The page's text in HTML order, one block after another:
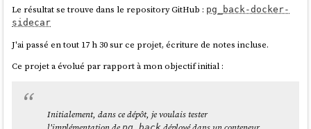
'4da69e469145fe5603e57b9e22889738d066a5e2',
    _score: 1,
    _source: {
        'venus.md': {
'1be731144f49282c43b5e7827bef986a52723a71',
charset=utf-8'
        const { handler } = await
import('./handler.js');
    }
Le fichiersrc/server.js est copié vers le dossier
l'exécution depnpm run build.
Le résultat se trouve dans le repository GitHub : pg_back-docker-
sidecar
J'ai passé en tout 17 h 30 sur ce projet, écriture de notes incluse.
Ce projet a évolué par rapport à mon objectif initial :
Initialement, dans ce dépôt, je voulais tester